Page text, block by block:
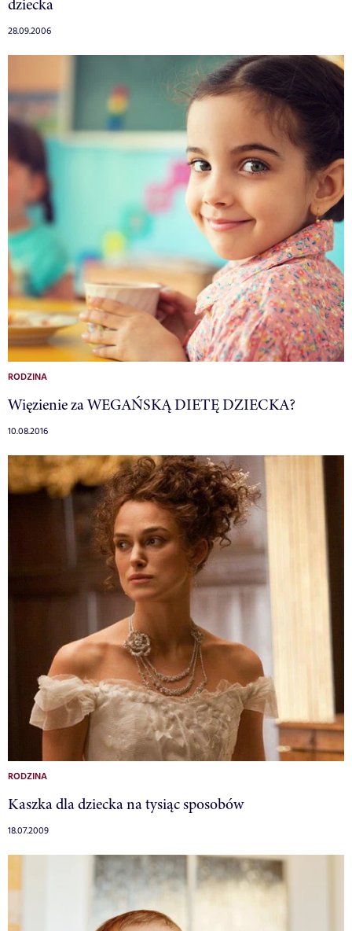
dziecka
28.09.2006
RODZINA
Więzienie za WEGAŃSKĄ DIETĘ DZIECKA?
10.08.2016
RODZINA
Kaszka dla dziecka na tysiąc sposobów
18.07.2009